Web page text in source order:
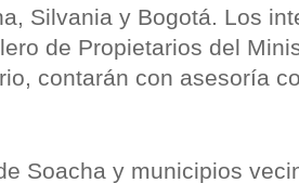
Silvania y Bogotá. Los
de Propietarios del
contarán con asesoría
Soacha y municipios